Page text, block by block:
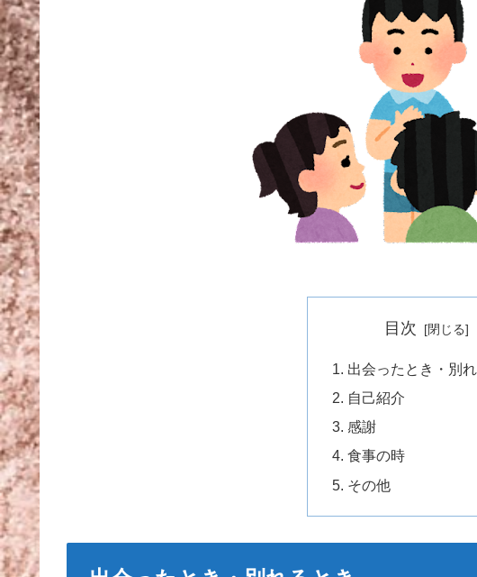
目次
出会ったとき・別
自己紹介
感謝
食事の時
その他